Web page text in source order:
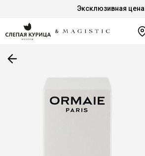
Эксклюзивная цена